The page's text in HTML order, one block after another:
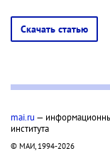
Скачать статью
mai.ru —
института
© МАИ, 1994-2026